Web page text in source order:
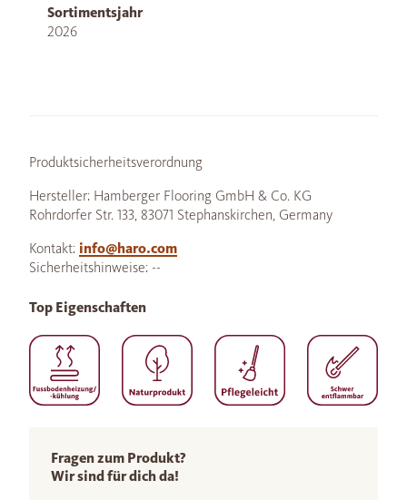
Sortimentsjahr
2026
Produktsicherheitsverordnung
Hersteller: Hamberger Flooring GmbH & Co. KG
Rohrdorfer Str. 133, 83071 Stephanskirchen, Germany
Kontakt: info@haro.com
Sicherheitshinweise: --
Fragen zum Produkt?
Wir sind für dich da!
Top Eigenschaften